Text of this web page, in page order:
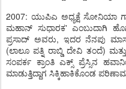
2007: ಯುಪಿಎ ಅಧ್ಯಕ್ಷೆ ಸೋನಿಯಾ
ಮಹಾನ್ ಸುಧಾರಕ' ಎಂಬುದಾಗಿ
ಪ್ರಸಾದ್ ಅವರು, ಇದರ ನೆನಪು
(ಲಾಲೂ ಪತ್ನಿ ರಾಬ್ಡಿ ದೇವಿ ತಂದೆ)
ಸಂಪರ್ಕ ಕ್ರಾಂತಿ ಎಕ್ಸ್ ಪ್ರೆಸ್ಸಿನ
ಮಾಡುತ್ತಿದ್ದಾಗ ಸಿಕ್ಕಿಹಾಕಿಕೊಂಡ